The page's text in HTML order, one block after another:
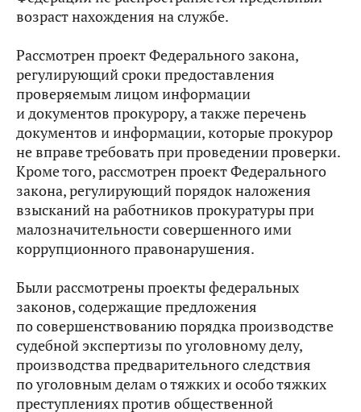
возраст нахождения на службе.
Рассмотрен проект Федерального закона,
регулирующий сроки предоставления
проверяемым лицом информации
и документов прокурору, а также перечень
документов и информации, которые прокурор
не вправе требовать при проведении проверки.
Кроме того, рассмотрен проект Федерального
закона, регулирующий порядок наложения
взысканий на работников прокуратуры при
малозначительности совершенного ими
коррупционного правонарушения.
Были рассмотрены проекты федеральных
законов, содержащие предложения
по совершенствованию порядка производстве
судебной экспертизы по уголовному делу,
производства предварительного следствия
по уголовным делам о тяжких и особо тяжких
преступлениях против общественной